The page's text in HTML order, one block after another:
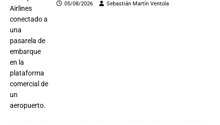
05/08/2026 Sebastián Martín Ventola